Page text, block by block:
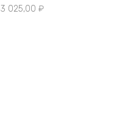
3 025,00 ₽